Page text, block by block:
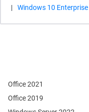
|
Windows 10 Enterprise
Office 2021
Office 2019